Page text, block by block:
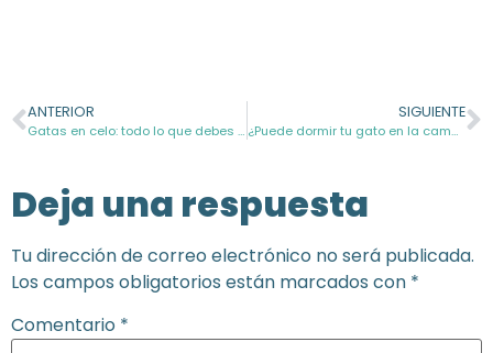
ANTERIOR
Gatas en celo: todo lo que debes saber
SIGUIENTE
¿Puede dormir tu gato en la cama contigo?
Deja una respuesta
Tu dirección de correo electrónico no será publicada.
Los campos obligatorios están marcados con *
Comentario *